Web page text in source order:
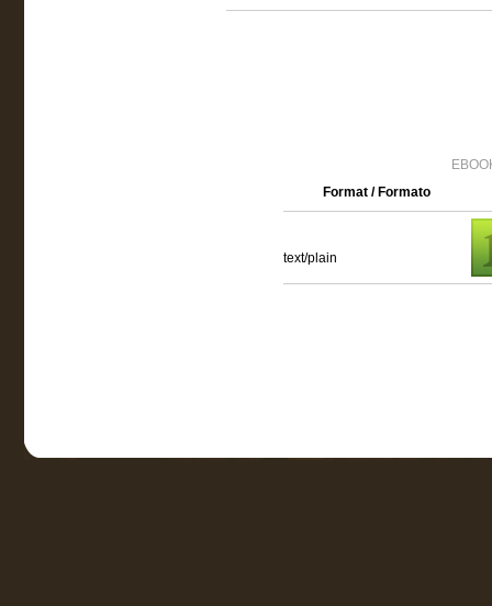
Format / Formato
text/plain